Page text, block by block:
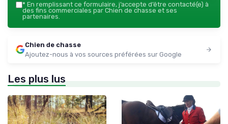
* En remplissant ce formulaire, j’accepte d’être contacté(e) à
des fins commerciales par Chien de chasse et ses
partenaires.
Chien de chasse
Ajoutez-nous à vos sources préférées sur Google
Les plus lus